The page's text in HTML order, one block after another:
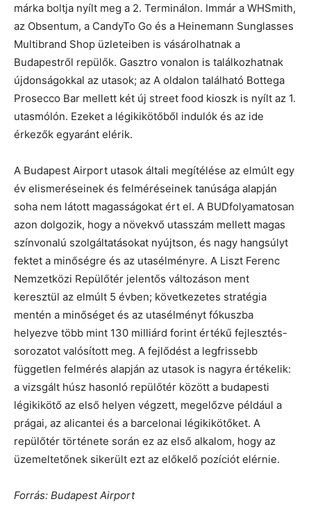
márka boltja nyílt meg a 2. Terminálon. Immár a WHSmith,
az Obsentum, a CandyTo Go és a Heinemann Sunglasses
Multibrand Shop üzleteiben is vásárolhatnak a
Budapestről repülők. Gasztro vonalon is találkozhatnak
újdonságokkal az utasok; az A oldalon található Bottega
Prosecco Bar mellett két új street food kioszk is nyílt az 1.
utasmólón. Ezeket a légikikötőből indulók és az ide
érkezők egyaránt elérik.
A Budapest Airport utasok általi megítélése az elmúlt egy
év elismeréseinek és felméréseinek tanúsága alapján
soha nem látott magasságokat ért el. A BUDfolyamatosan
azon dolgozik, hogy a növekvő utasszám mellett magas
színvonalú szolgáltatásokat nyújtson, és nagy hangsúlyt
fektet a minőségre és az utasélményre. A Liszt Ferenc
Nemzetközi Repülőtér jelentős változáson ment
keresztül az elmúlt 5 évben; következetes stratégia
mentén a minőséget és az utasélményt fókuszba
helyezve több mint 130 milliárd forint értékű fejlesztés-
sorozatot valósított meg. A fejlődést a legfrissebb
független felmérés alapján az utasok is nagyra értékelik:
a vizsgált húsz hasonló repülőtér között a budapesti
légikikötő az első helyen végzett, megelőzve például a
prágai, az alicantei és a barcelonai légikikötőket. A
repülőtér története során ez az első alkalom, hogy az
üzemeltetőnek sikerült ezt az előkelő pozíciót elérnie.
Forrás: Budapest Airport